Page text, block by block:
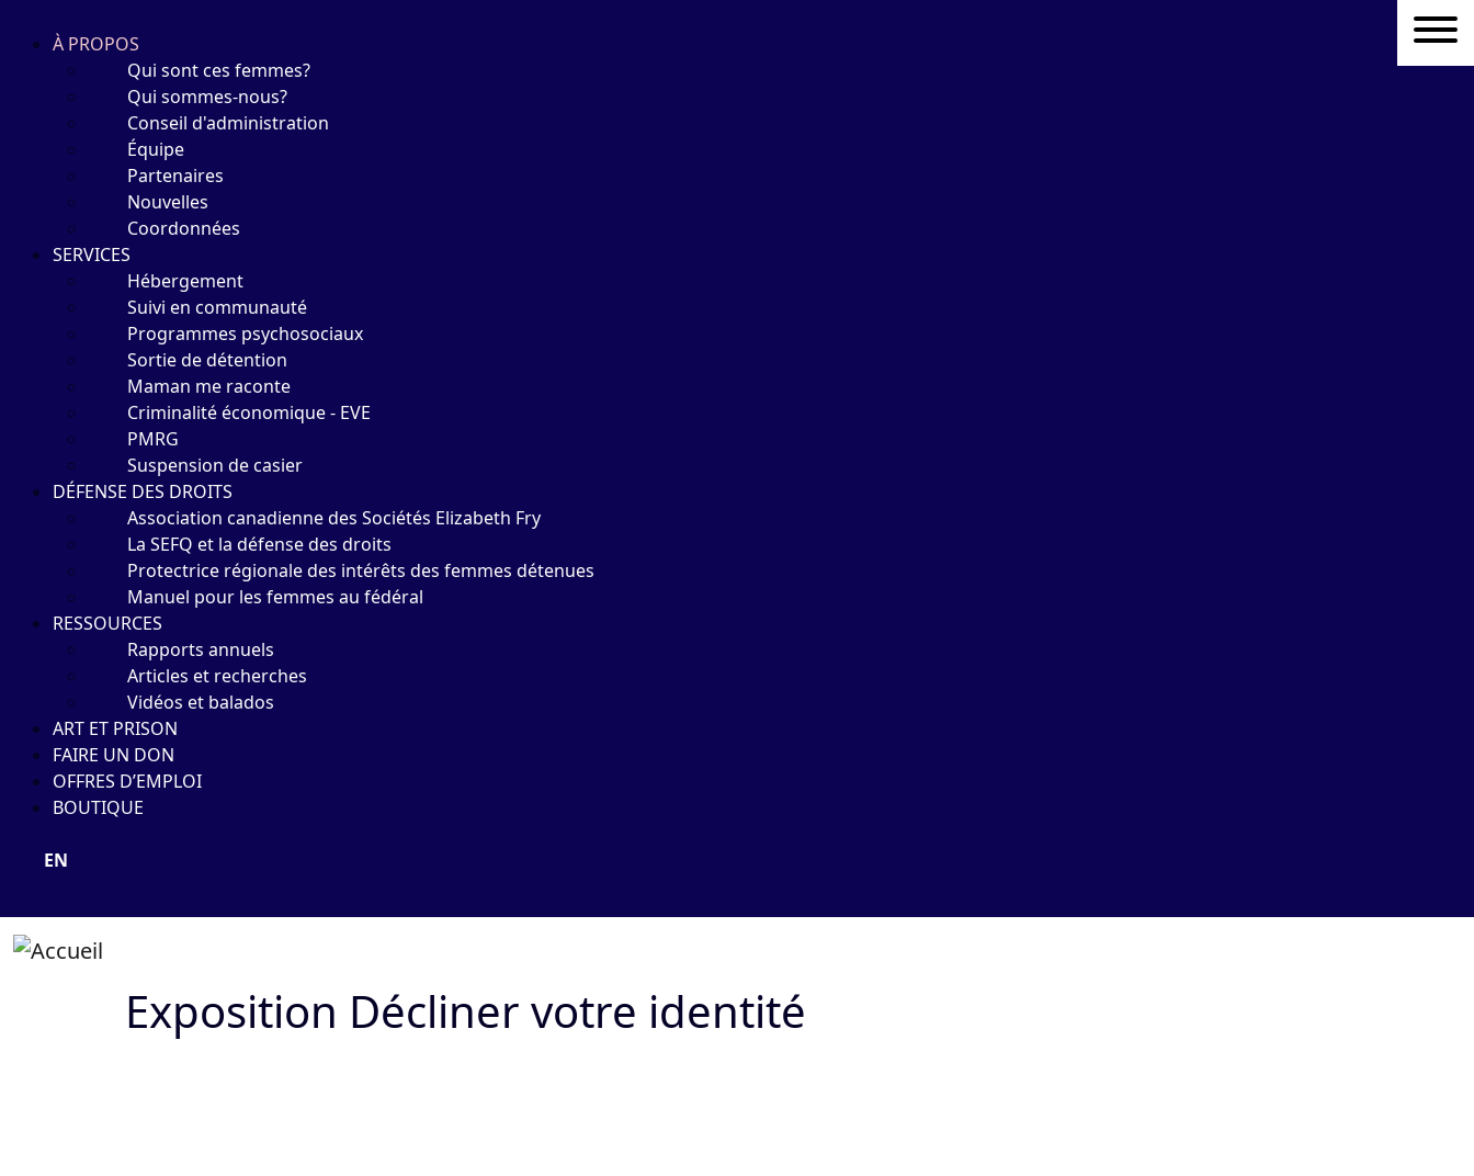
À PROPOS
Qui sont ces femmes?
Qui sommes-nous?
Conseil d'administration
Équipe
Partenaires
Nouvelles
Coordonnées
SERVICES
Hébergement
Suivi en communauté
Programmes psychosociaux
Sortie de détention
Maman me raconte
Criminalité économique - EVE
PMRG
Suspension de casier
DÉFENSE DES DROITS
Association canadienne des Sociétés Elizabeth Fry
La SEFQ et la défense des droits
Protectrice régionale des intérêts des femmes détenues
Manuel pour les femmes au fédéral
RESSOURCES
Rapports annuels
Articles et recherches
Vidéos et balados
ART ET PRISON
FAIRE UN DON
OFFRES D’EMPLOI
BOUTIQUE
EN
Exposition Décliner votre identité